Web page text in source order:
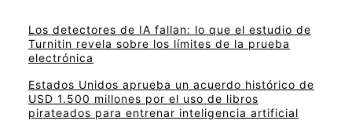
Los detectores de IA fallan: lo que el estudio de
Turnitin revela sobre los límites de la prueba
electrónica
Estados Unidos aprueba un acuerdo histórico de
USD 1.500 millones por el uso de libros
pirateados para entrenar inteligencia artificial